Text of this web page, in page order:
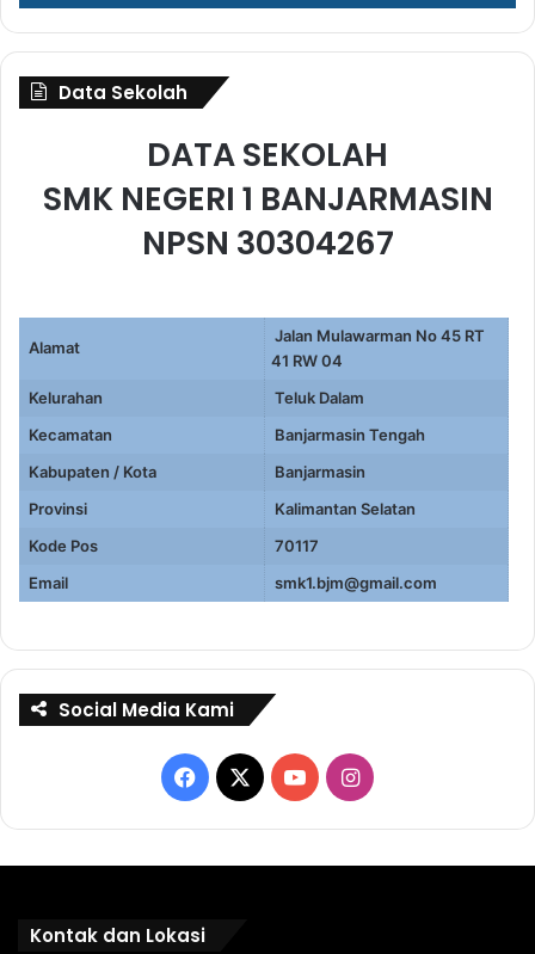
Data Sekolah
DATA SEKOLAH
SMK NEGERI 1 BANJARMASIN
NPSN 30304267
Alamat
Jalan Mulawarman No 45 RT
41 RW 04
Kelurahan
Teluk Dalam
Kecamatan
Banjarmasin Tengah
Kabupaten / Kota
Banjarmasin
Provinsi
Kalimantan Selatan
Kode Pos
70117
Email
smk1.bjm@gmail.com
Social Media Kami
Facebook
X YouTubeInstagram
Kontak dan Lokasi